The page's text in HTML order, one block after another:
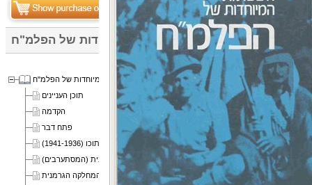
היחידות היבשתיות המיוחדות של הפלמ"ח
היחידות היבשתיות המיוחדות של הפלמ"ח
תוכן העניינים
הקדמה
פתח דבר
פרק ראשון: רעיון החדירה לשטח האויב והפעולה בתוכו (1941-1936)
פרק שני: המחלקה הערבית (המסתערבים)
פרק שלישי: המחלקה הגרמנית